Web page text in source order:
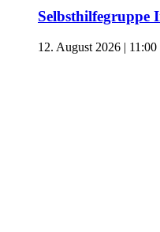
Selbsthilfegruppe
12. August 2026 | 11:00